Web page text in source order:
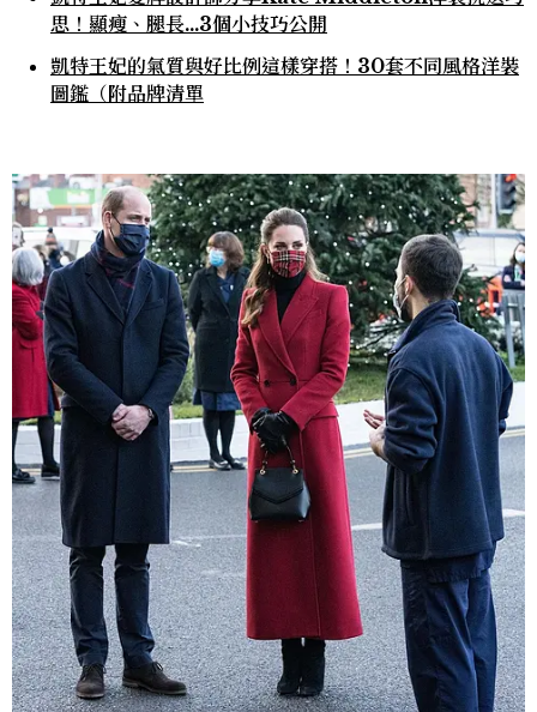
思！顯瘦、腿長…3個小技巧公開
凱特王妃的氣質與好比例這樣穿搭！30套不同風格洋裝
圖鑑（附品牌清單